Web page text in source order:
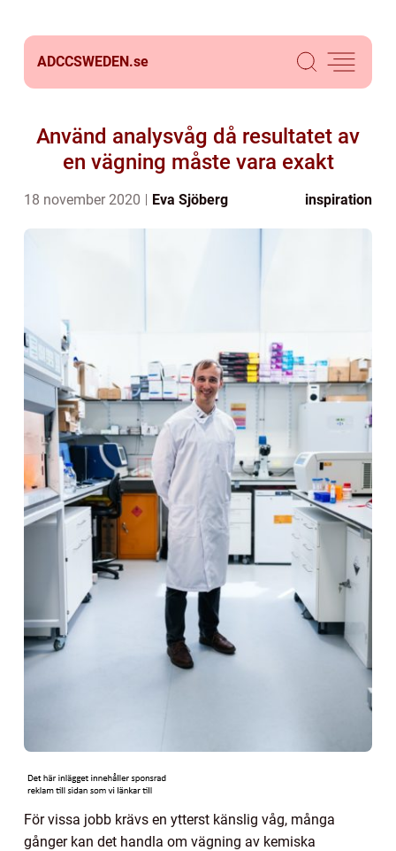
ADCCSWEDEN.se
Använd analysvåg då resultatet av
en vägning måste vara exakt
18 november 2020 Eva Sjöberg inspiration
För vissa jobb krävs en ytterst känslig våg, många
gånger kan det handla om vägning av kemiska